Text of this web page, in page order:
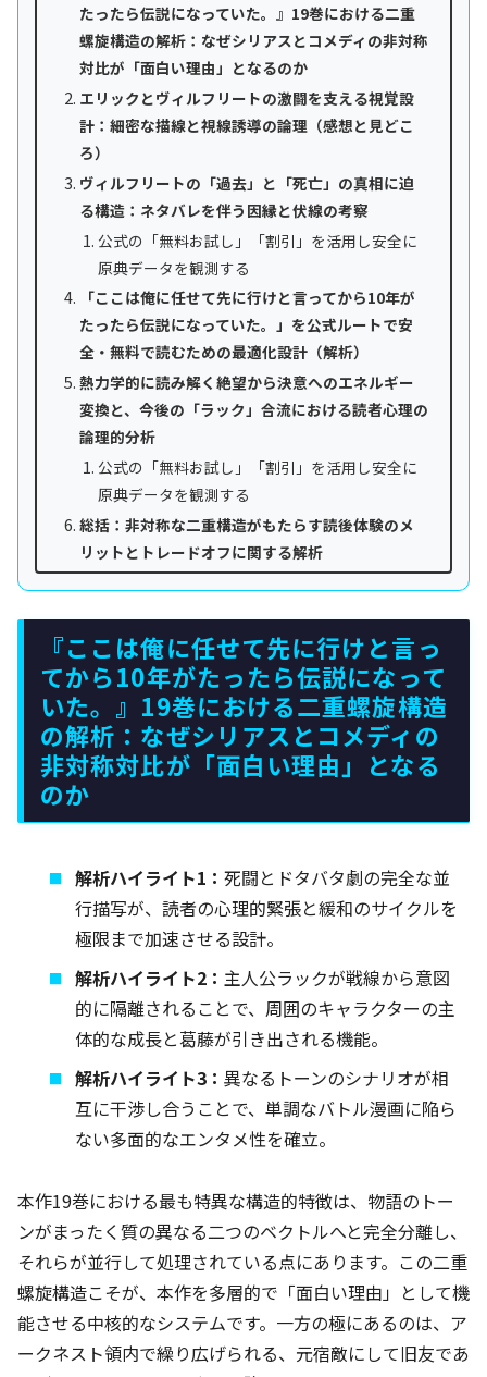
たったら伝説になっていた。』19巻における二重
螺旋構造の解析：なぜシリアスとコメディの非対称
対比が「面白い理由」となるのか
エリックとヴィルフリートの激闘を支える視覚設
計：細密な描線と視線誘導の論理（感想と見どこ
ろ）
ヴィルフリートの「過去」と「死亡」の真相に迫
る構造：ネタバレを伴う因縁と伏線の考察
公式の「無料お試し」「割引」を活用し安全に
原典データを観測する
「ここは俺に任せて先に行けと言ってから10年が
たったら伝説になっていた。」を公式ルートで安
全・無料で読むための最適化設計（解析）
熱力学的に読み解く絶望から決意へのエネルギー
変換と、今後の「ラック」合流における読者心理の
論理的分析
公式の「無料お試し」「割引」を活用し安全に
原典データを観測する
総括：非対称な二重構造がもたらす読後体験のメ
リットとトレードオフに関する解析
『ここは俺に任せて先に行けと言っ
てから10年がたったら伝説になって
いた。』19巻における二重螺旋構造
の解析：なぜシリアスとコメディの
非対称対比が「面白い理由」となる
のか
解析ハイライト1：死闘とドタバタ劇の完全な並
行描写が、読者の心理的緊張と緩和のサイクルを
極限まで加速させる設計。
解析ハイライト2：主人公ラックが戦線から意図
的に隔離されることで、周囲のキャラクターの主
体的な成長と葛藤が引き出される機能。
解析ハイライト3：異なるトーンのシナリオが相
互に干渉し合うことで、単調なバトル漫画に陥ら
ない多面的なエンタメ性を確立。
本作19巻における最も特異な構造的特徴は、物語のトー
ンがまったく質の異なる二つのベクトルへと完全分離し、
それらが並行して処理されている点にあります。この二重
螺旋構造こそが、本作を多層的で「面白い理由」として機
能させる中核的なシステムです。一方の極にあるのは、ア
ークネスト領内で繰り広げられる、元宿敵にして旧友であ